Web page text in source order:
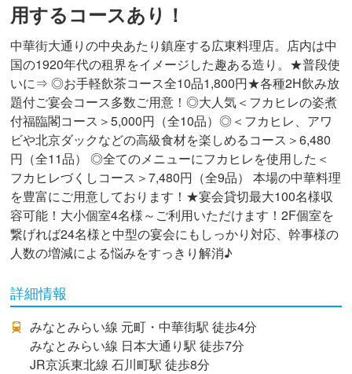
用するコースあり！
中華街大通りの中央あたり鎮座する広東料理店。店内は中
国の1920年代の租界をイメージした趣ある造り。★普段使
いに⇒ ◎お手軽飲茶コース全10品1,800円★各種2H飲み放
題付ご宴会コース多数ご用意！◎大人気＜フカヒレの姿煮
付福臨閣コース＞5,000円（全10品）◎＜フカヒレ、アワ
ビや北京ダックなどの高級食材を楽しめるコース＞6,480
円（全11品） ◎全てのメニューにフカヒレを使用した＜
フカヒレづくしコース＞7,480円（全9品） 本場の中華料理
を豊富にご用意しております！★宴会貸切最大100名様収
容可能！大小個室4名様～ご利用いただけます！2F個室を
繋げれば24名様と中型の宴会にもしっかり対応、幹事様の
人数の増減による悩みをすっきり解消♪
詳細情報
みなとみらい線 元町・中華街駅 徒歩4分
みなとみらい線 日本大通り駅 徒歩7分
JR京浜東北線 石川町駅 徒歩8分